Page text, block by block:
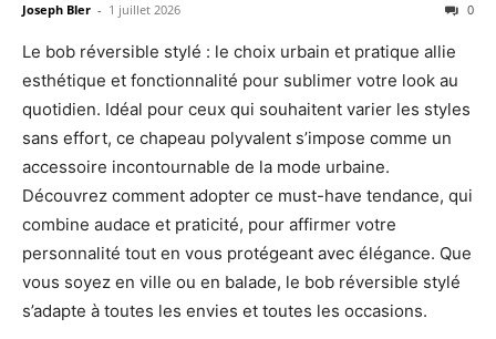
Joseph Bler - 1 juillet 2026 0
Le bob réversible stylé : le choix urbain et pratique allie
esthétique et fonctionnalité pour sublimer votre look au
quotidien. Idéal pour ceux qui souhaitent varier les styles
sans effort, ce chapeau polyvalent s’impose comme un
accessoire incontournable de la mode urbaine.
Découvrez comment adopter ce must-have tendance, qui
combine audace et praticité, pour affirmer votre
personnalité tout en vous protégeant avec élégance. Que
vous soyez en ville ou en balade, le bob réversible stylé
s’adapte à toutes les envies et toutes les occasions.